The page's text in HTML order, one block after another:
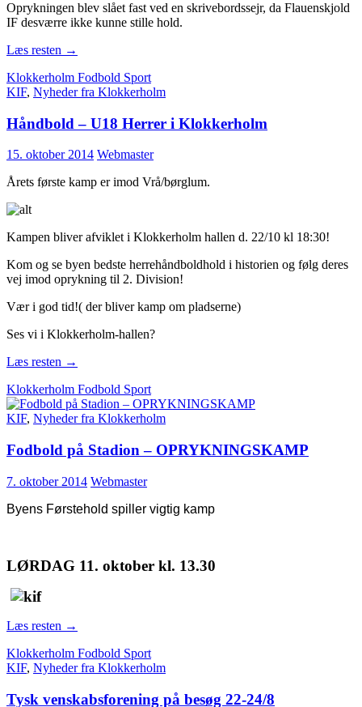
Oprykningen blev slået fast ved en skrivebordssejr, da Flauenskjold
IF desværre ikke kunne stille hold.
Læs resten →
Klokkerholm Fodbold Sport
KIF, Nyheder fra Klokkerholm
Håndbold – U18 Herrer i Klokkerholm
15. oktober 2014 Webmaster
Årets første kamp er imod Vrå/børglum.
Kampen bliver afviklet i Klokkerholm hallen d. 22/10 kl 18:30!
Kom og se byen bedste herrehåndboldhold i historien og følg deres
vej imod oprykning til 2. Division!
Vær i god tid!( der bliver kamp om pladserne)
Ses vi i Klokkerholm-hallen?
Læs resten →
Klokkerholm Fodbold Sport
KIF, Nyheder fra Klokkerholm
Fodbold på Stadion – OPRYKNINGSKAMP
7. oktober 2014 Webmaster
Byens Førstehold spiller vigtig kamp
LØRDAG 11. oktober kl. 13.30
Læs resten →
Klokkerholm Fodbold Sport
KIF, Nyheder fra Klokkerholm
Tysk venskabsforening på besøg 22-24/8